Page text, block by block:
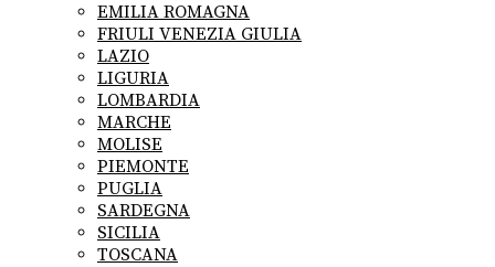
EMILIA ROMAGNA
FRIULI VENEZIA GIULIA
LAZIO
LIGURIA
LOMBARDIA
MARCHE
MOLISE
PIEMONTE
PUGLIA
SARDEGNA
SICILIA
TOSCANA